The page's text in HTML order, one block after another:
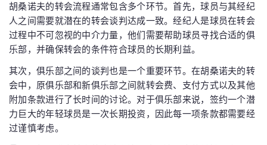
胡桑诺夫的转会流程通常包含多个环节。首先，球员与其经纪
人之间需要就潜在的转会谈判达成一致。经纪人是球员在转会
过程中不可忽视的中介力量，他们需要帮助球员寻找合适的俱
乐部，并确保转会的条件符合球员的长期利益。
其次，俱乐部之间的谈判也是一个重要环节。在胡桑诺夫的转
会中，原俱乐部和新俱乐部之间就转会费、支付方式以及其他
附加条款进行了长时间的讨论。对于俱乐部来说，签约一个潜
力巨大的年轻球员是一次长期投资，因此每一项条款都需要经
过谨慎考虑。